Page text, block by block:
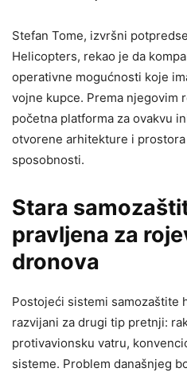
Stefan Tome, izvršni
Helicopters, rekao je da
operativne mogućnosti koje
vojne kupce. Prema njegovim
početna platforma za ovakvu
otvorene arhitekture i
sposobnosti.
Stara
pravljena za
dronova
Postojeći sistemi samozaštite
razvijani za drugi tip pretnji:
protivavionsku vatru,
sisteme. Problem današnjeg